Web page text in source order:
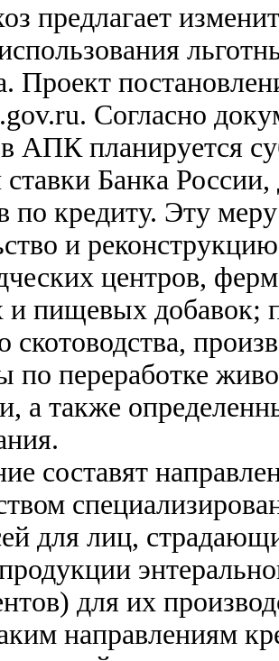
предлагает
Проект
Согласно
АПК планируется
Банка
по кредиту. Эту
и
центров,
пищевых добавок;
скотоводства,
по переработке
а также
составят
для лиц,
для их
направлениям